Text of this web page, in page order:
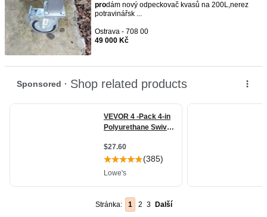
prodám nový odpeckovač kvasů na 200L,nerez
potravinářsk ...
Ostrava - 708 00
49 000 Kč
Stránka: 1 2 3 Další